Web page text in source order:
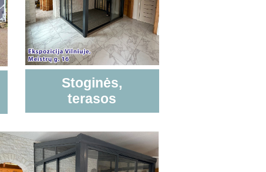
Stoginės,
terasos